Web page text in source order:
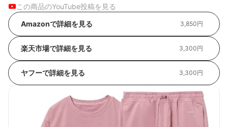
この商品のYouTube投稿を見る
Amazonで詳細を見る 3,850円
楽天市場で詳細を見る 3,300円
ヤフーで詳細を見る 3,300円